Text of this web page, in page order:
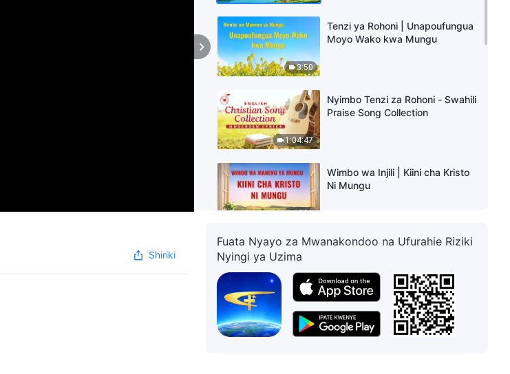
3:50
Tenzi ya Rohoni | Unapoufungua
Moyo Wako kwa Mungu
1:04:47
Nyimbo Tenzi za Rohoni - Swahili
Praise Song Collection
4:01
Wimbo wa Injili | Kiini cha Kristo
Ni Mungu
4:02
Wimbo wa Injili | Kazi ya Mungu
Wimbo wa Injili | Ni kwa Kufanya
Kazi Katika Mwili Pekee Ndiyo
Shiriki
Fuata Nyayo za Mwanakondoo na Ufurahie Riziki
Nyingi ya Uzima